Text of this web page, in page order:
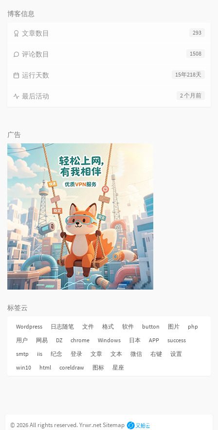
博客信息
293
文章数目
1508
评论数目
15年218天
运行天数
2 个月前
最后活动
广告
标签云
Wordpress 日志随笔 文件 格式 软件 button 图片
php
用户
网易 DZ chrome Windows 日本 APP
success
smtp
iis 纪念 登录 文章 文本 微信 右键
设置
win10
html coreldraw 图标 星座
© 2026 All rights reserved.Yrwr.netSitemap